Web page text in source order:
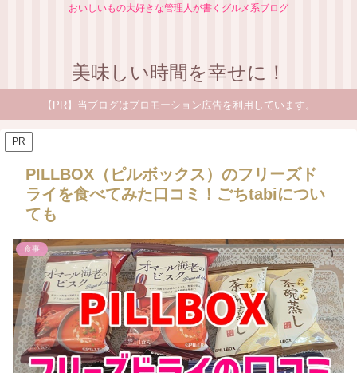
おいしいもの大好きな管理人が書くグルメ系ブログ
美味しい時間を幸せに！
【PR】当ブログはプロモーション広告を利用しています。
PR
PILLBOX（ピルボックス）のフリーズド
ライを食べてみた口コミ！ごちtabiについ
ても
食事